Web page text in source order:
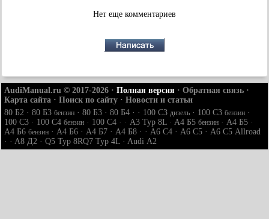
Нет еще комментариев
AudiManual.ru © 2017-2026 · Полная версия · Обратная связь ·
Карта сайта · Поиск по сайту · Новости и статьи
80 Б2 · 80 Б3 бензин · 80 Б3 · 80 Б4 · · 100 С3 дизель · 100 С3 бензин ·
100 С3 · 100 С4 бензин · 100 С4 · · A3 Typ 8L · A4 Б5 бензин · A4 Б5 ·
A4 Б6 бензин · A4 Б6 · A4 Б7 · A4 Б8 · · A6 С4 · A6 С5 · A6 С5 Allroad
· · A8 Д2 · Q5 Typ 8RQ7 Typ 4L · Audi А2